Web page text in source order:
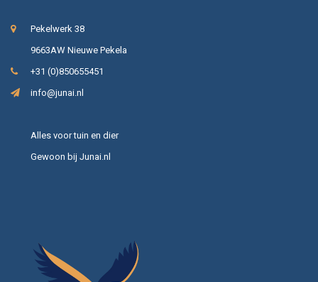
Hoe kies ik de juiste vaste planten?
Pekelwerk 38
9663AW Nieuwe Pekela
+31 (0)850655451
info@junai.nl
Alles voor tuin en dier
Gewoon bij Junai.nl